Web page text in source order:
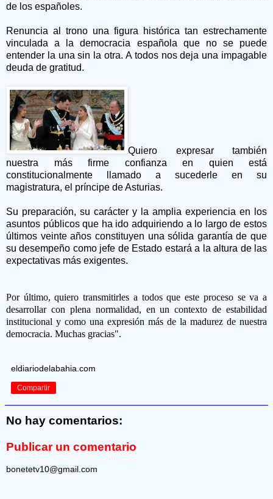
de los españoles.
Renuncia al trono una figura histórica tan estrechamente
vinculada a la democracia española que no se puede
entender la una sin la otra. A todos nos deja una impagable
deuda de gratitud.
Quiero expresar también
nuestra más firme confianza en quien está
constitucionalmente llamado a sucederle en su
magistratura, el príncipe de Asturias.
Su preparación, su carácter y la amplia experiencia en los
asuntos públicos que ha ido adquiriendo a lo largo de estos
últimos veinte años constituyen una sólida garantía de que
su desempeño como jefe de Estado estará a la altura de las
expectativas más exigentes.
Por último, quiero transmitirles a todos que este proceso se va a
desarrollar con plena normalidad, en un contexto de estabilidad
institucional y como una expresión más de la madurez de nuestra
democracia. Muchas gracias".
eldiariodelabahia.com
Compartir
No hay comentarios:
Publicar un comentario
bonetetv10@gmail.com